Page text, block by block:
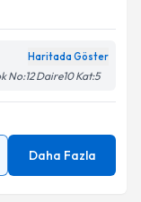
Haritada Göster
No:12 Daire10 Kat:5
Daha Fazla